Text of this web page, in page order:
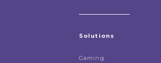
Solutions
Gaming